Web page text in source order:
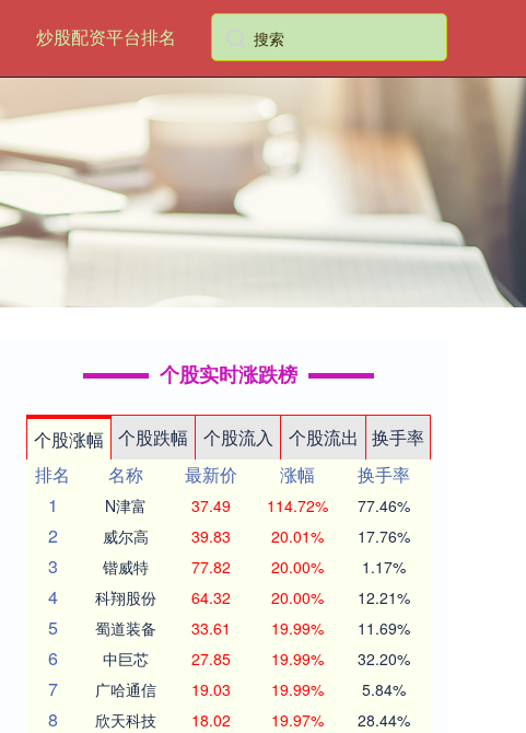
炒股配资平台排名
个股实时涨跌榜
个股涨幅 个股跌幅 个股流入 个股流出
换手率
排名
名称 最新价 涨幅
换手率
1
N津富 37.49 114.72% 77.46%
2 威尔高 39.83 20.01% 17.76%
3 锴威特 77.82 20.00% 1.17%
4 科翔股份 64.32 20.00% 12.21%
5 蜀道装备 33.61 19.99% 11.69%
6 中巨芯 27.85 19.99% 32.20%
7 广哈通信 19.03 19.99% 5.84%
8 欣天科技 18.02 19.97% 28.44%